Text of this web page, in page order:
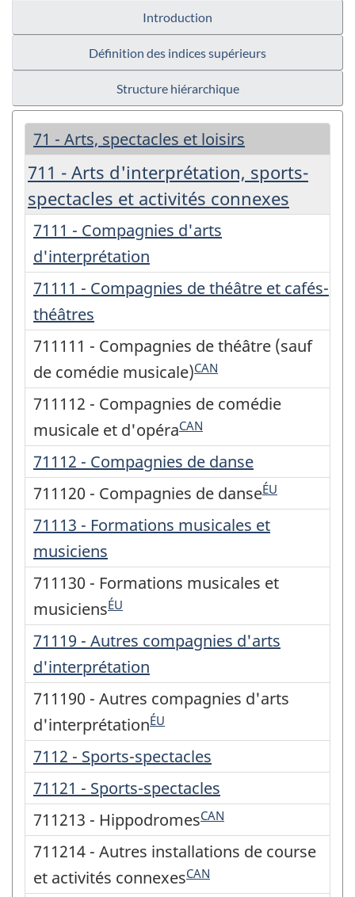
Introduction
Définition des indices supérieurs
Structure hiérarchique
71 - Arts, spectacles et loisirs
711 - Arts d'interprétation, sports-
spectacles et activités connexes
7111 - Compagnies d'arts
d'interprétation
71111 - Compagnies de théâtre et cafés-
théâtres
711111 - Compagnies de théâtre (sauf
de comédie musicale)CAN
711112 - Compagnies de comédie
musicale et d'opéraCAN
71112 - Compagnies de danse
711120 - Compagnies de danseÉU
71113 - Formations musicales et
musiciens
711130 - Formations musicales et
musiciensÉU
71119 - Autres compagnies d'arts
d'interprétation
711190 - Autres compagnies d'arts
d'interprétationÉU
7112 - Sports-spectacles
71121 - Sports-spectacles
711213 - HippodromesCAN
711214 - Autres installations de course
et activités connexesCAN